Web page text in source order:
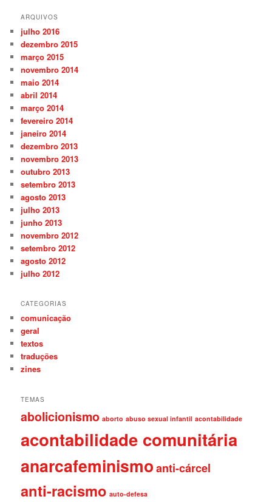
ARQUIVOS
julho 2016
dezembro 2015
março 2015
novembro 2014
maio 2014
abril 2014
março 2014
fevereiro 2014
janeiro 2014
dezembro 2013
novembro 2013
outubro 2013
setembro 2013
agosto 2013
julho 2013
junho 2013
novembro 2012
setembro 2012
agosto 2012
julho 2012
CATEGORIAS
comunicação
geral
textos
traduções
zines
TEMAS
abolicionismo aborto abuso sexual infantil acontabilidade
acontabilidade comunitária
anarcafeminismoanti-cárcel
anti-racismo auto-defesa